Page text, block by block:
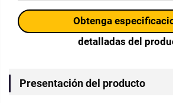
Obtenga
detalladas del
Presentación del producto